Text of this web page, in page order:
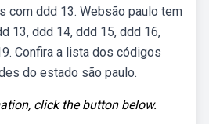
com ddd 13. Websão paulo tem
13, ddd 14, ddd 15, ddd 16,
Confira a lista dos códigos
do estado são paulo.
click the button below.